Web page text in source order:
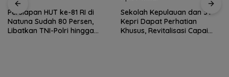
Persiapan HUT ke-81 RI di
Natuna Sudah 80 Persen,
Libatkan TNI-Polri hingga
Sekolah Kepulauan dan 3T
Kepri Dapat Perhatian
Khusus, Revitalisasi Capai